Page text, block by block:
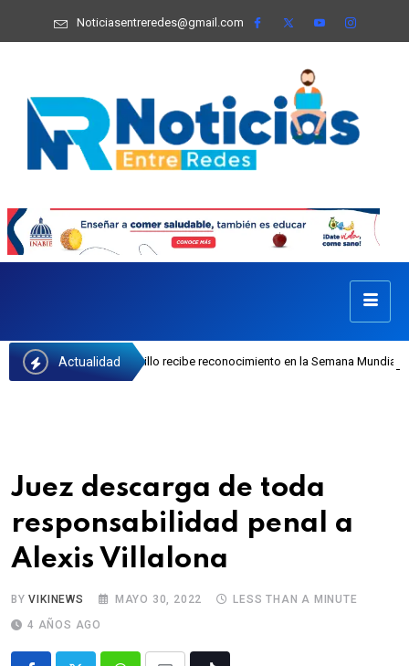
Noticiasentreredes@gmail.com
Actualidad
Castillo recibe reconocimiento en la Semana Mundial de la Lactancia
Juez descarga de toda
responsabilidad penal a
Alexis Villalona
BYVIKINEWS MAYO 30, 2022
LESS THAN A MINUTE
4 AÑOS AGO